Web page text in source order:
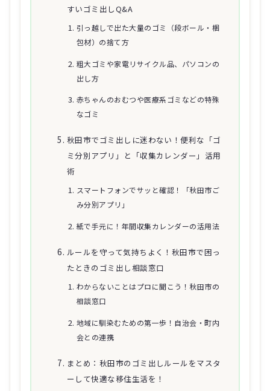
すいゴミ出しQ&A
引っ越しで出た大量のゴミ（段ボール・梱
包材）の捨て方
粗大ゴミや家電リサイクル品、パソコンの
出し方
赤ちゃんのおむつや医療系ゴミなどの特殊
なゴミ
秋田市でゴミ出しに迷わない！便利な「ゴ
ミ分別アプリ」と「収集カレンダー」活用
術
スマートフォンでサッと確認！「秋田市ご
み分別アプリ」
紙で手元に！年間収集カレンダーの活用法
ルールを守って気持ちよく！秋田市で困っ
たときのゴミ出し相談窓口
わからないことはプロに聞こう！秋田市の
相談窓口
地域に馴染むための第一歩！自治会・町内
会との連携
まとめ：秋田市のゴミ出しルールをマスタ
ーして快適な移住生活を！